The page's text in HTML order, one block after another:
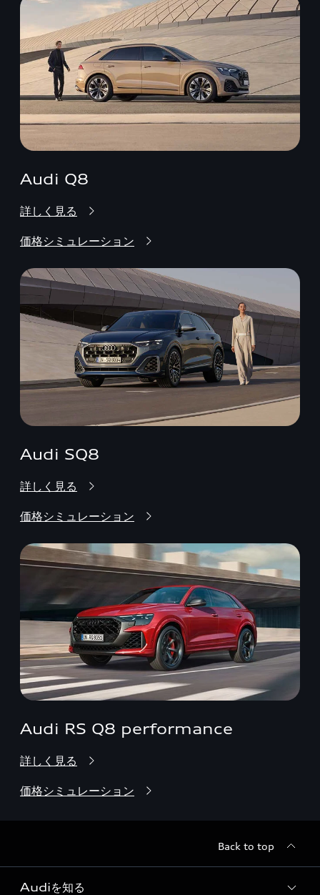
Audi Q8
詳しく見る
価格シミュレーション
Audi SQ8
詳しく見る
価格シミュレーション
Audi RS Q8 performance
詳しく見る
価格シミュレーション
Back to top
Audiを知る